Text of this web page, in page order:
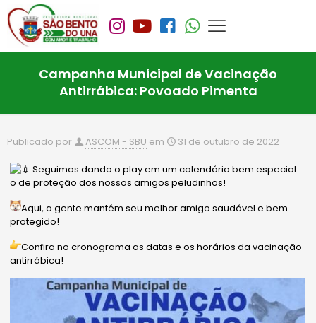
Campanha Municipal de Vacinação
Antirrábica: Povoado Pimenta
Publicado por ASCOM - SBU em 31 de outubro de 2022
Seguimos dando o play em um calendário bem especial:
o de proteção dos nossos amigos peludinhos!
Aqui, a gente mantém seu melhor amigo saudável e bem
protegido!
Confira no cronograma as datas e os horários da vacinação
antirrábica!